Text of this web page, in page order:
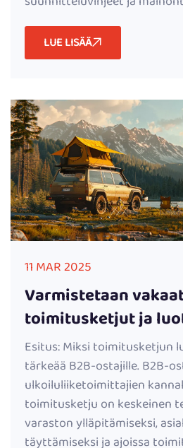
LUE LISÄÄ
11 MAR 2025
Varmistetaan
toimitusketjut ja
logistiikat katto-
Esitus: Miksi toimitusketjun
tärkeää B2B-ostajille. B2B-
ulkoiluliiketoimittajien
toimitusketju on keskeinen
varaston ylläpitämiseksi,
täyttämiseksi ja ajoissa